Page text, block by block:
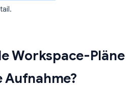
Workspace-Pläne
Aufnahme?